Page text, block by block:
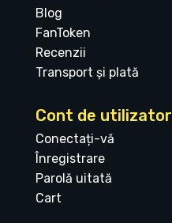
Blog
FanToken
Recenzii
Transport și plată
Cont de utilizator
Conectați-vă
Înregistrare
Parolă uitată
Cart